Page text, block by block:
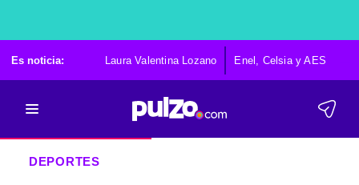
Es noticia: Laura Valentina Lozano Enel, Celsia y AES
DEPORTES